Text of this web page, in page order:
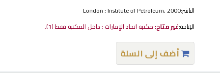
الناشر:London : Institute of Petroleum, 2000
الإتاحة:غير متاح: مكتبة اتحاد الإمارات : داخل المكتبة فقط(1).
أضف إلى السلة